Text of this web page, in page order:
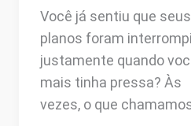
Você já sentiu que seus
planos foram
justamente quando
mais tinha pressa? Às
vezes, o que